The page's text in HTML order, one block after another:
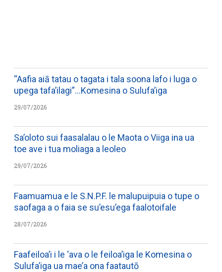
“Aafia aiā tatau o tagata i tala soona lafo i luga o
upega tafa’ilagi”…Komesina o Sulufa’iga
29/07/2026
Sa’oloto sui faasalalau o le Maota o Viiga ina ua
toe ave i tua moliaga a leoleo
29/07/2026
Faamuamua e le S.N.P.F. le malupuipuia o tupe o
saofaga a o faia se su’esu’ega faalotoifale
28/07/2026
Faafeiloa’i i le ‘ava o le feiloa’iga le Komesina o
Sulufa’iga ua mae’a ona faatautō